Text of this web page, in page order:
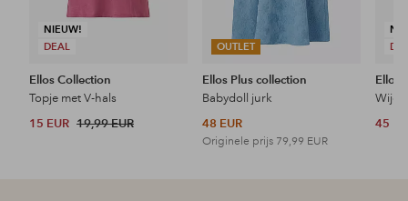
NIEUW!
DEAL
Ellos Collection
Topje met V-hals
15 EUR 19,99 EUR
OUTLET
Ellos Plus collection
Babydoll jurk
48 EUR
Originele prijs 79,99 EUR
Ellos
45